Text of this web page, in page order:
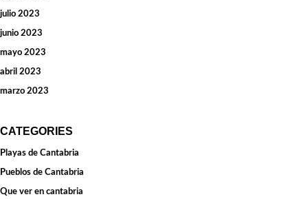
julio 2023
junio 2023
mayo 2023
abril 2023
marzo 2023
CATEGORIES
Playas de Cantabria
Pueblos de Cantabria
Que ver en cantabria